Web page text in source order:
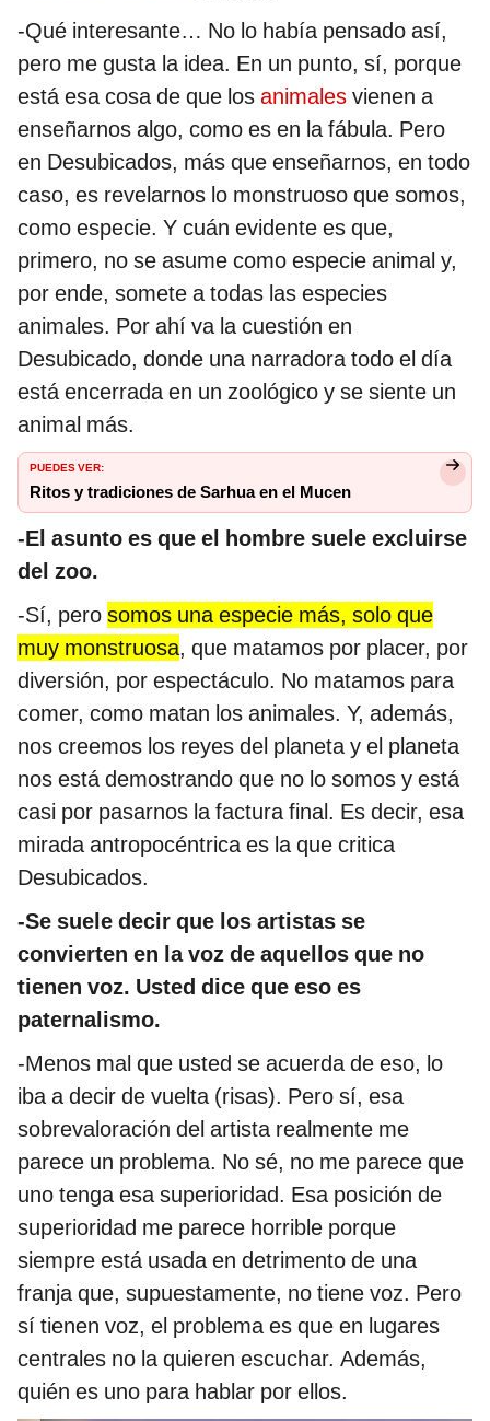
-Qué interesante… No lo había pensado así,
pero me gusta la idea. En un punto, sí, porque
está esa cosa de que los animales vienen a
enseñarnos algo, como es en la fábula. Pero
en Desubicados, más que enseñarnos, en todo
caso, es revelarnos lo monstruoso que somos,
como especie. Y cuán evidente es que,
primero, no se asume como especie animal y,
por ende, somete a todas las especies
animales. Por ahí va la cuestión en
Desubicado, donde una narradora todo el día
está encerrada en un zoológico y se siente un
animal más.
PUEDES VER:
Ritos y tradiciones de Sarhua en el Mucen
-El asunto es que el hombre suele excluirse
del zoo.
-Sí, pero somos una especie más, solo que
muy monstruosa, que matamos por placer, por
diversión, por espectáculo. No matamos para
comer, como matan los animales. Y, además,
nos creemos los reyes del planeta y el planeta
nos está demostrando que no lo somos y está
casi por pasarnos la factura final. Es decir, esa
mirada antropocéntrica es la que critica
Desubicados.
-Se suele decir que los artistas se
convierten en la voz de aquellos que no
tienen voz. Usted dice que eso es
paternalismo.
-Menos mal que usted se acuerda de eso, lo
iba a decir de vuelta (risas). Pero sí, esa
sobrevaloración del artista realmente me
parece un problema. No sé, no me parece que
uno tenga esa superioridad. Esa posición de
superioridad me parece horrible porque
siempre está usada en detrimento de una
franja que, supuestamente, no tiene voz. Pero
sí tienen voz, el problema es que en lugares
centrales no la quieren escuchar. Además,
quién es uno para hablar por ellos.